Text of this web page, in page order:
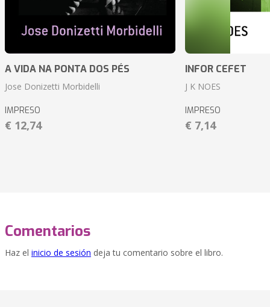
A VIDA NA PONTA DOS PÉS
Jose Donizetti Morbidelli
IMPRESO
€ 12,74
INFOR CEFET
J K NOES
IMPRESO
€ 7,14
Comentarios
Haz el inicio de sesión deja tu comentario sobre el libro.